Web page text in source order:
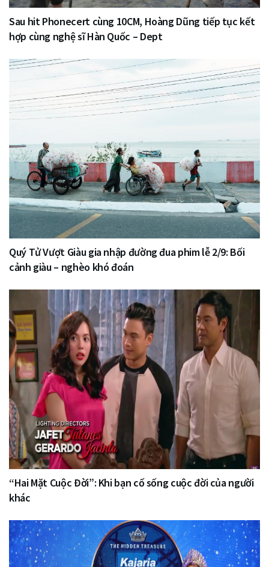
Sau hit Phonecert cùng 10CM, Hoàng Dũng tiếp tục kết
hợp cùng nghệ sĩ Hàn Quốc – Dept
Quý Tử Vượt Giàu gia nhập đường đua phim lễ 2/9: Bối
cảnh giàu – nghèo khó đoán
“Hai Mặt Cuộc Đời”: Khi bạn cố sống cuộc đời của người
khác